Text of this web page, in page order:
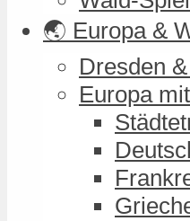
🌏 Europa &
Dresden
Europa